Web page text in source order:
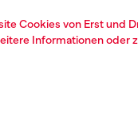
Cookies von Erst und
Informationen oder